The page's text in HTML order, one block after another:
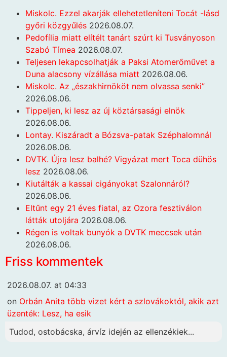
Miskolc. Ezzel akarják ellehetetleníteni Tocát -lásd
győri közgyűlés 2026.08.07.
Pedofília miatt elítélt tanárt szúrt ki Tusványoson
Szabó Tímea 2026.08.07.
Teljesen lekapcsolhatják a Paksi Atomerőművet a
Duna alacsony vízállása miatt 2026.08.06.
Miskolc. Az „északhirnököt nem olvassa senki”
2026.08.06.
Tippeljen, ki lesz az új köztársasági elnök
2026.08.06.
Lontay. Kiszáradt a Bózsva-patak Széphalomnál
2026.08.06.
DVTK. Újra lesz balhé? Vigyázat mert Toca dühös
lesz 2026.08.06.
Kiutálták a kassai cigányokat Szalonnáról?
2026.08.06.
Eltűnt egy 21 éves fiatal, az Ozora fesztiválon
látták utoljára 2026.08.06.
Régen is voltak bunyók a DVTK meccsek után
2026.08.06.
Friss kommentek
2026.08.07. at 04:33
on Orbán Anita több vizet kért a szlovákoktól, akik azt
üzenték: Lesz, ha esik
Tudod, ostobácska, árvíz idején az ellenzékiek...